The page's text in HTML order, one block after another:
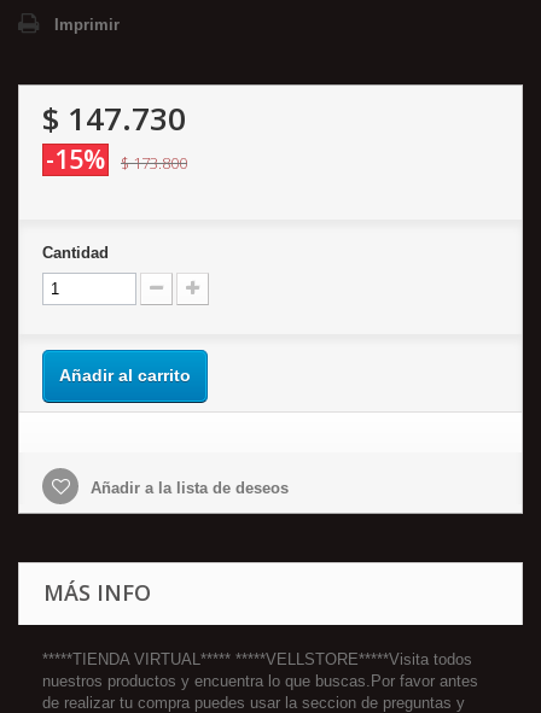
Imprimir
$ 147.730
-15% $ 173.800
Cantidad
Añadir al carrito
Añadir a la lista de deseos
MÁS INFO
*****TIENDA VIRTUAL***** *****VELLSTORE*****Visita todos
nuestros productos y encuentra lo que buscas.Por favor antes
de realizar tu compra puedes usar la seccion de preguntas y